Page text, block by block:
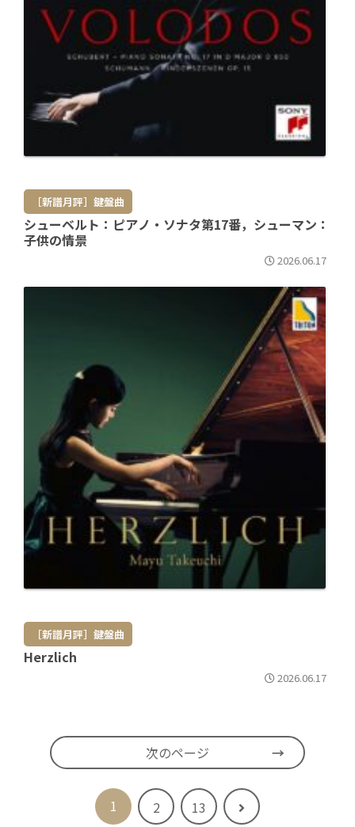
［新譜月評］鍵盤曲
シューベルト：ピアノ・ソナタ第17番，シューマン：
子供の情景
2026.06.17
［新譜月評］鍵盤曲
Herzlich
2026.06.17
次のページ
1 2 13 次